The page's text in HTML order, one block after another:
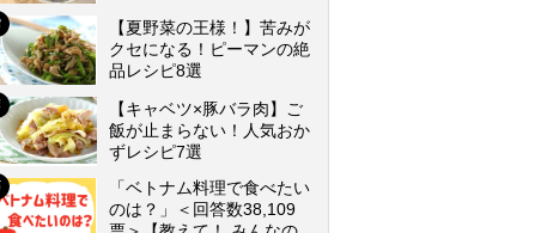
【夏野菜の王様！】苦みが
クセになる！ピーマンの絶
品レシピ8選
【キャベツ×豚バラ肉】ご
飯が止まらない！人気おか
ずレシピ7選
「ベトナム料理で食べたい
のは？」＜回答数38,109